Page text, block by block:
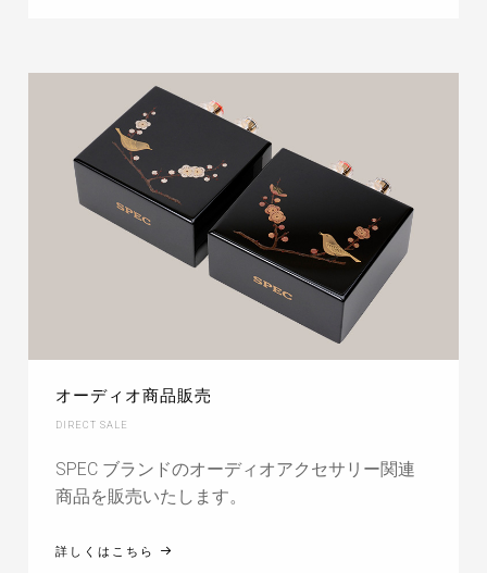
オーディオ商品販売
DIRECT SALE
SPEC ブランドのオーディオアクセサリー関連
商品を販売いたします。
詳しくはこちら